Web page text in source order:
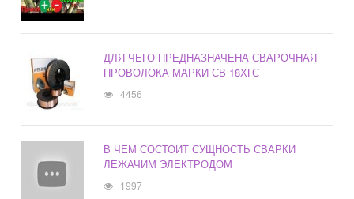
ДЛЯ ЧЕГО ПРЕДНАЗНАЧЕНА СВАРОЧНАЯ
ПРОВОЛОКА МАРКИ СВ 18ХГС
4456
В ЧЕМ СОСТОИТ СУЩНОСТЬ СВАРКИ
ЛЕЖАЧИМ ЭЛЕКТРОДОМ
1997